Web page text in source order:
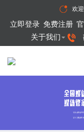
欢
立即登录 免费注册
关于我们